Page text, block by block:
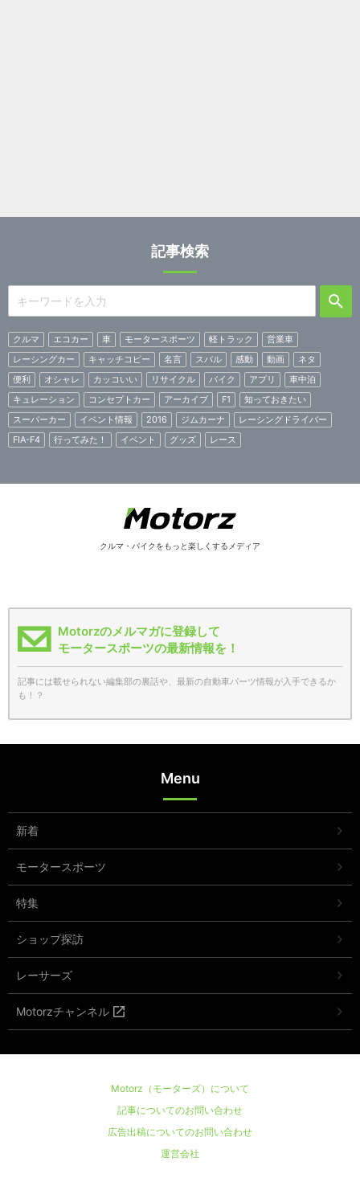
記事検索
クルマ エコカー 車 モータースポーツ 軽トラック
営業車
レーシングカー
キャッチコピー 名言 スバル 感動 動画
ネタ
便利
オシャレ カッコいい リサイクル バイク アプリ
車中泊
キュレーション
コンセプトカー アーカイブ F1
知っておきたい
スーパーカー
イベント情報 2016 ジムカーナ
レーシングドライバー
FIA-F4
行ってみた！ イベント グッズ レース
クルマ・バイクをもっと楽しくするメディア
Motorzのメルマガに登録して
モータースポーツの最新情報を！
記事には載せられない編集部の裏話や、最新の自動車パーツ情報が入手できるか
も！？
Menu
新着
モータースポーツ
特集
ショップ探訪
レーサーズ
Motorzチャンネル
Motorz（モーターズ）について
記事についてのお問い合わせ
広告出稿についてのお問い合わせ
運営会社